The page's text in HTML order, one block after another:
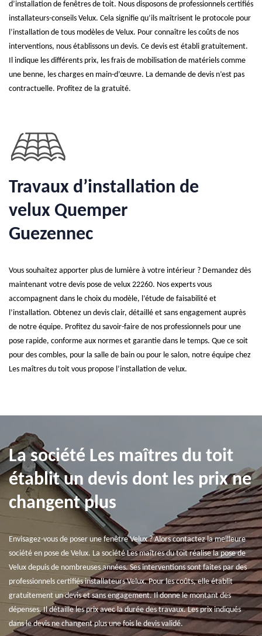
d’installation de fenêtres de toit. Nous disposons de professionnels certifiés
installateurs-conseils Velux. Cela signifie qu’ils maîtrisent le protocole pour
l’installation de tous modèles de Velux. Pour connaître les coûts de nos
interventions, nous établissons un devis. Ce devis est établi gratuitement.
Il indique les différents prix, les frais de mobilisation de matériels comme
une benne, les charges en main-d’œuvre. La demande de devis n’est pas
contractuelle. Profitez de la gratuité.
Travaux d’installation de
velux Quemper
Guezennec
Vous souhaitez apporter plus de lumière à votre intérieur ? Demandez dès
maintenant votre devis pose de velux 22260. Nos experts vous
accompagnent dans le choix du modèle, l’étude de faisabilité et
l’installation. Obtenez un devis clair, détaillé et sans engagement auprès
de notre équipe. Profitez du savoir-faire de nos professionnels pour une
pose rapide, conforme aux normes et garantie dans le temps. Que ce soit
pour des combles, pour la salle de bain ou pour le salon, notre équipe chez
Les maîtres du toit vous propose l’installation de velux.
La société Les maîtres du toit
établit un devis dont les prix ne
changent plus
Envisagez-vous de poser une fenêtre Velux ? Alors contactez la meilleure
société en pose de Velux. La société Les maîtres du toit réalise la pose de
Velux depuis de nombreuses années. Ses interventions sont faites par des
professionnels certifiés installateurs Velux. Pour les coûts, elle établit
gratuitement un devis et sans engagement. Il donne le montant des
dépenses. Il détaille les prix avec la durée des travaux. Les prix indiqués
dans le devis ne changent plus une fois le devis validé.